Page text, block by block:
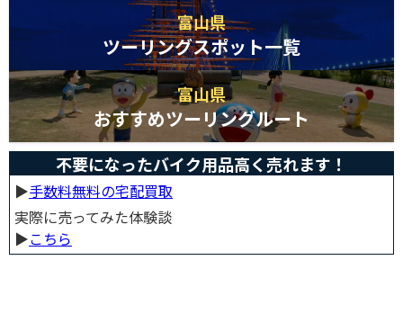
富山県
ツーリングスポット一覧
富山県
おすすめツーリングルート
不要になったバイク用品高く売れます！
▶︎手数料無料の宅配買取
実際に売ってみた体験談
▶︎こちら